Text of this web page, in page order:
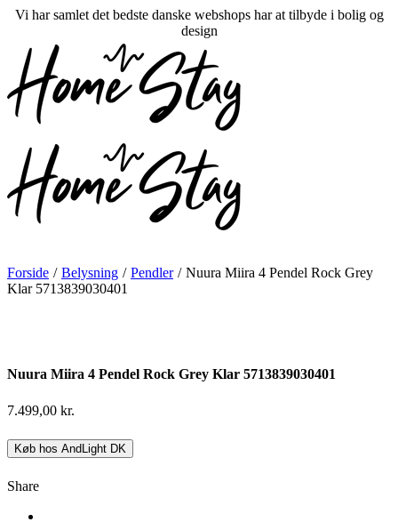
Vi har samlet det bedste danske webshops har at tilbyde i bolig og
design
Forside / Belysning / Pendler / Nuura Miira 4 Pendel Rock Grey
Klar 5713839030401
Nuura Miira 4 Pendel Rock Grey Klar 5713839030401
7.499,00 kr.
Køb hos AndLight DK
Share